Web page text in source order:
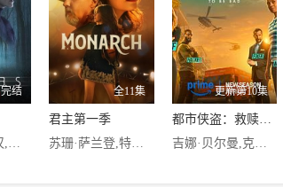
完结
米歇尔·莫纳汉,泰娜·拉欣,西利亚·维斯顿,迈克尔·奥尼尔,麦迪·尼科尔斯,David Schifter,马特·波莫,乔纳森·塔克,丹尼尔·逊亚塔,格兰特·菲利,查尔斯·格林,罗珊妮·扎亚斯,Perry Smith,阿德里安·艾普莉,Madison Abbott,Alise Willis,Isaiah Stratton,Lucy Hammond,Deja Dee,Hazel Mason,Ethan
全11集
君主第一季
苏珊·萨兰登,特雷斯·阿德金斯,塔根·伯恩斯,安娜·弗莱尔,约书亚·萨斯,凯文·卡洪,利比·布兰顿,伊娃·阿穆里,玛莎·希加瑞达,费斯·普林斯,D.W.莫菲特,Meagan·Holder,亚当·克罗斯代尔,达蒙达尤卜,瑞诗玛·谢蒂,汉娜·艾琳,贝丝·迪托,卡勒姆·科尔,奥马尔·莫卧儿
更新第10集
都市侠盗：救赎第三季
吉娜·贝尔曼,克里斯蒂安·凯恩,迈克尔·马西尼,贝丝·涅斯格拉夫,阿丽莎·香农,诺亚·怀尔,金杰·克雷斯曼,Artur,Zai,Barrera,Bobby,George,拉塞尔·吉布斯,Christopher,Heskey,法比奥菈·蕾诺